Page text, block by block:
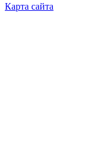
Карта сайта